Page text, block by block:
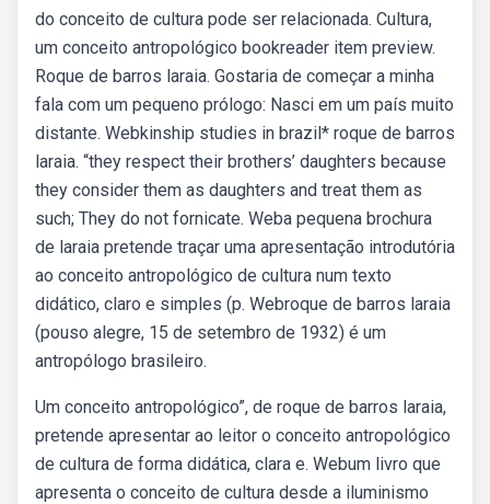
do conceito de cultura pode ser relacionada. Cultura,
um conceito antropológico bookreader item preview.
Roque de barros laraia. Gostaria de começar a minha
fala com um pequeno prólogo: Nasci em um país muito
distante. Webkinship studies in brazil* roque de barros
laraia. “they respect their brothers’ daughters because
they consider them as daughters and treat them as
such; They do not fornicate. Weba pequena brochura
de laraia pretende traçar uma apresentação introdutória
ao conceito antropológico de cultura num texto
didático, claro e simples (p. Webroque de barros laraia
(pouso alegre, 15 de setembro de 1932) é um
antropólogo brasileiro.
Um conceito antropológico”, de roque de barros laraia,
pretende apresentar ao leitor o conceito antropológico
de cultura de forma didática, clara e. Webum livro que
apresenta o conceito de cultura desde a iluminismo